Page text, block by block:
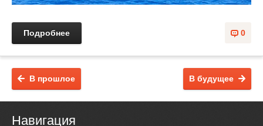
0
Подробнее
В будущее
В прошлое
Навигация